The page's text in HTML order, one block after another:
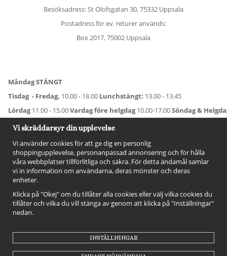
Besöksadress: St Olofsgatan 30, 75332 Uppsala
Postadress för ev. returer används:
Box 2017, 75002 Uppsala
Måndag STÄNGT
Tisdag - Fredag, 10.00 - 18.00 Lunchstängt: 13.00 - 13.45
Lördag11.00 - 15.00Vardag före helgdag10.00-17.00Söndag &
För avvikande öppettider:
Titta här
Vi skräddarsyr din upplevelse
Vi använder cookies för att ge dig en personlig
shoppingupplevelse, personanpassad annonsering och för hålla
våra webbplatser tillförlitliga och säkra. För detta ändamål samlar
vi in information om användarna, deras mönster och deras
enheter.
Klicka på "Okej" om du tillåter alla cookies eller välj vilka cookies du
tillåter och vilka du vill stänga av genom att klicka på "Inställningar"
nedan.
INSTÄLLNINGAR